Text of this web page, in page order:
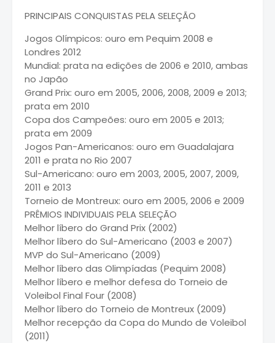
PRINCIPAIS CONQUISTAS PELA SELEÇÃO
Jogos Olímpicos: ouro em Pequim 2008 e
Londres 2012
Mundial: prata na edições de 2006 e 2010, ambas
no Japão
Grand Prix: ouro em 2005, 2006, 2008, 2009 e 2013;
prata em 2010
Copa dos Campeões: ouro em 2005 e 2013;
prata em 2009
Jogos Pan-Americanos: ouro em Guadalajara
2011 e prata no Rio 2007
Sul-Americano: ouro em 2003, 2005, 2007, 2009,
2011 e 2013
Torneio de Montreux: ouro em 2005, 2006 e 2009
PRÊMIOS INDIVIDUAIS PELA SELEÇÃO
Melhor líbero do Grand Prix (2002)
Melhor líbero do Sul-Americano (2003 e 2007)
MVP do Sul-Americano (2009)
Melhor líbero das Olimpíadas (Pequim 2008)
Melhor líbero e melhor defesa do Torneio de
Voleibol Final Four (2008)
Melhor líbero do Torneio de Montreux (2009)
Melhor recepção da Copa do Mundo de Voleibol
(2011)